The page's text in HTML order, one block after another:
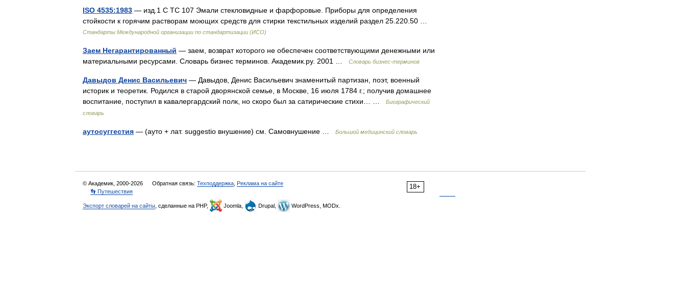
ISO 4535:1983 — изд.1 C TC 107 Эмали стекловидные и фарфоровые. Приборы для определения
стойкости к горячим растворам моющих средств для стирки текстильных изделий раздел 25.220.50 …
Стандарты Международной организации по стандартизации (ИСО)
Заем Негарантированный — заем, возврат которого не обеспечен соответствующими денежными или
материальными ресурсами. Словарь бизнес терминов. Академик.ру. 2001 …
Словарь бизнес-терминов
Давыдов Денис Васильевич — Давыдов, Денис Васильевич знаменитый партизан, поэт, военный
историк и теоретик. Родился в старой дворянской семье, в Москве, 16 июля 1784 г.; получив домашнее
воспитание, поступил в кавалергардский полк, но скоро был за сатирические стихи… …
Биографический
словарь
аутосуггестия — (ауто + лат. suggestio внушение) см. Самовнушение … Большой медицинский словарь
18+
© Академик, 2000-2026 Обратная связь: Техподдержка Реклама на сайте
👣 Путешествия
Экспорт словарей на сайты , сделанные на PHP, Joomla, Drupal, WordPress, MODx.